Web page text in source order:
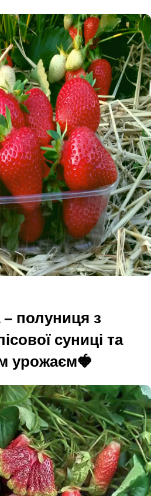
– полуниця з
суниці та
урожаєм🍓